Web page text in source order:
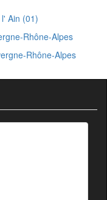
Ain (01)
Rhône-Alpes
Rhône-Alpes